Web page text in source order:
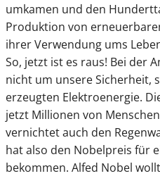
umkamen und den
Produktion von
ihrer Verwendung ums
So, jetzt ist es raus! Bei der
nicht um unsere Sicherheit,
erzeugten Elektroenergie.
jetzt Millionen von
vernichtet auch den
hat also den Nobelpreis für
bekommen. Alfed Nobel